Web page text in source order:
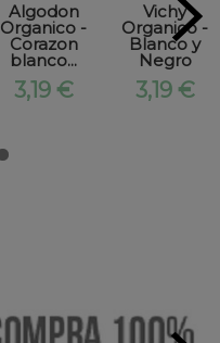
Algodon
Organico -
Corazon
blanco...
3,19 €
Vichy
Organico -
Blanco y
Negro
3,19 €